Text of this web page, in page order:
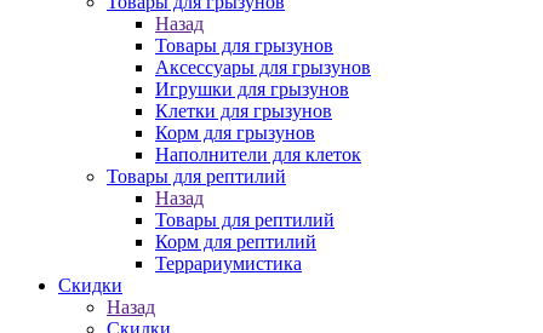
Назад
Товары для грызунов
Аксессуары для грызунов
Игрушки для грызунов
Клетки для грызунов
Корм для грызунов
Наполнители для клеток
Товары для рептилий
Назад
Товары для рептилий
Корм для рептилий
Террариумистика
Скидки
Назад
Скидки